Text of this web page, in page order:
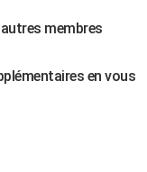
membres
en vous